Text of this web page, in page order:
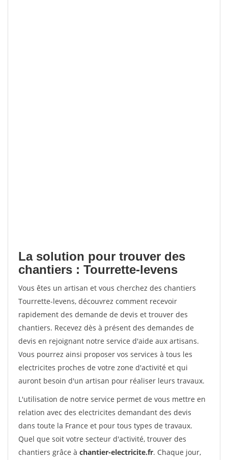
La solution pour trouver des
chantiers : Tourrette-levens
Vous êtes un artisan et vous cherchez des chantiers
Tourrette-levens, découvrez comment recevoir
rapidement des demande de devis et trouver des
chantiers. Recevez dès à présent des demandes de
devis en rejoignant notre service d'aide aux artisans.
Vous pourrez ainsi proposer vos services à tous les
electricites proches de votre zone d'activité et qui
auront besoin d'un artisan pour réaliser leurs travaux.
L'utilisation de notre service permet de vous mettre en
relation avec des electricites demandant des devis
dans toute la France et pour tous types de travaux.
Quel que soit votre secteur d'activité, trouver des
chantiers grâce à chantier-electricite.fr. Chaque jour,